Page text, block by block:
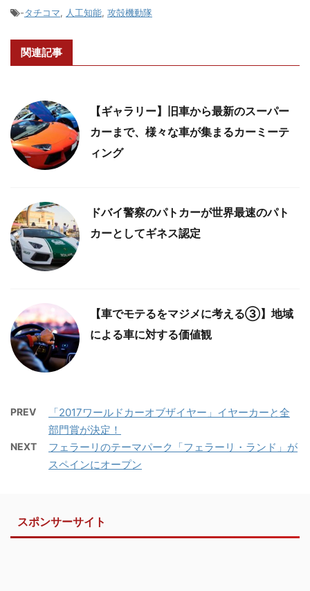
-タチコマ, 人工知能, 攻殻機動隊
関連記事
【ギャラリー】旧車から最新のスーパー
カーまで、様々な車が集まるカーミーテ
ィング
ドバイ警察のパトカーが世界最速のパト
カーとしてギネス認定
【車でモテるをマジメに考える③】地域
による車に対する価値観
PREV
「2017ワールドカーオブザイヤー」イヤーカーと全
部門賞が決定！
NEXT
フェラーリのテーマパーク「フェラーリ・ランド」が
スペインにオープン
スポンサーサイト